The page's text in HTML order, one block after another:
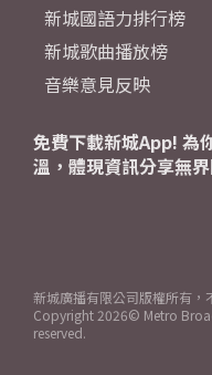
新城國語力排行榜
新城歌曲播放榜
音樂意見反映
免費下載新城App! 為
溫，體現資訊分享無界
新城廣播有限公司版權所有，
Copyright 2026© Metro
reserved.